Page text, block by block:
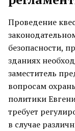
Проведение
безопасности,
зданиях
заместитель
вопросам
политики
требует
в случае